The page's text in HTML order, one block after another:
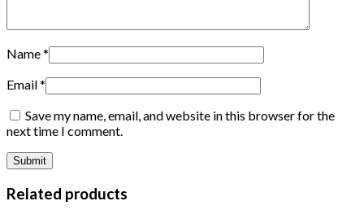
Name*
Email*
Save my name, email, and website in this browser for the
next time I comment.
Related products